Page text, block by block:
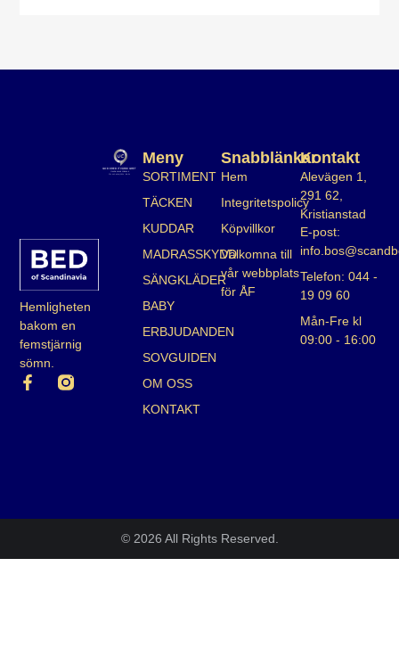
Hemligheten
bakom en
femstjärnig
sömn.
Snabblänkar
Hem
Integritetspolicy
Köpvillkor
Välkomna till
vår webbplats
för ÅF
Meny
SORTIMENT
TÄCKEN
KUDDAR
MADRASSKYDD
SÄNGKLÄDER
BABY
ERBJUDANDEN
SOVGUIDEN
OM OSS
KONTAKT
Kontakt
Alevägen 1,
291 62,
Kristianstad
E-post:
Telefon: 044 -
19 09 60
Mån-Fre kl
09:00 - 16:00
© 2026 All Rights Reserved.